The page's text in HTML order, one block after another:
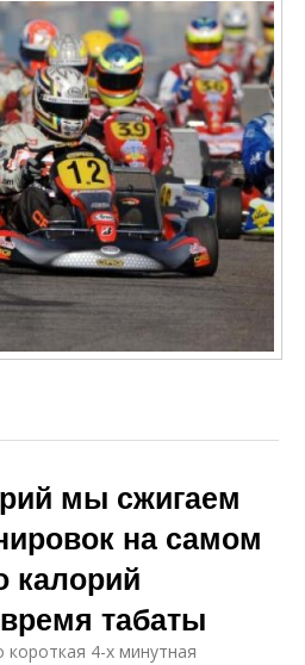
мы сжигаем
на самом
калорий
табаты
короткая 4-х минутная